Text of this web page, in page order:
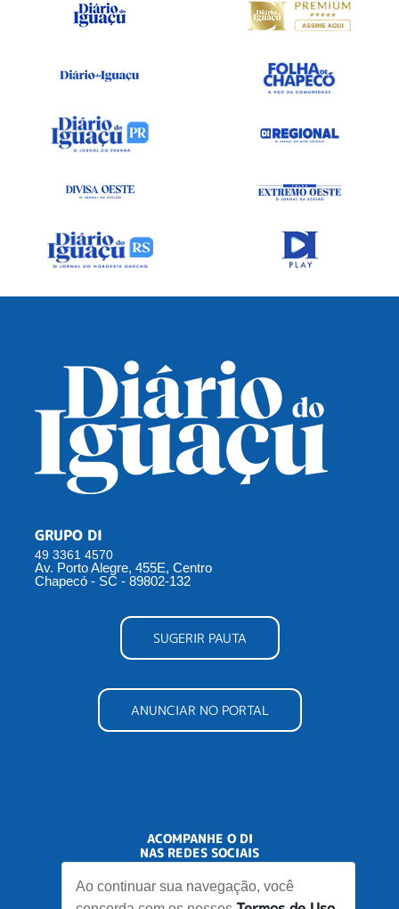
Ao continuar sua navegação, você
GRUPO DI
49 3361 4570
Av. Porto Alegre, 455E, Centro
Chapecó - SC - 89802-132
SUGERIR PAUTA
ANUNCIAR NO PORTAL
ACOMPANHE O DI
NAS REDES SOCIAIS